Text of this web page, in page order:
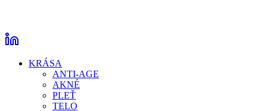
KRÁSA
ANTI-AGE
AKNÉ
PLEŤ
TELO